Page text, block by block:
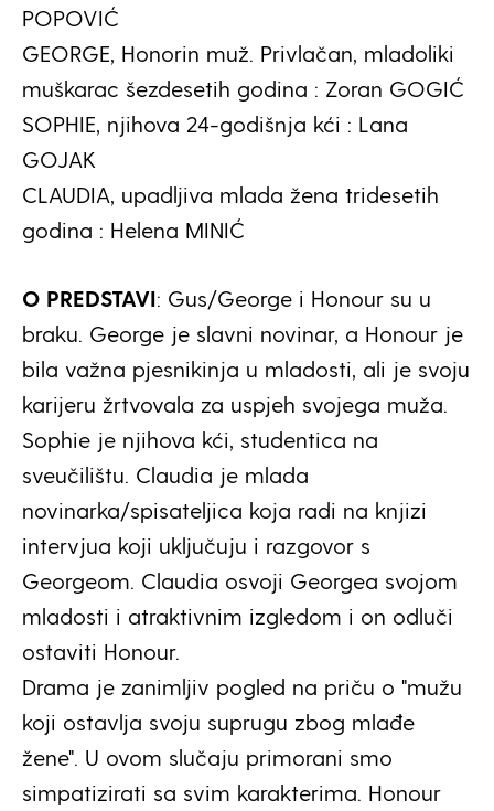
POPOVIĆ
GEORGE, Honorin muž. Privlačan, mladoliki
muškarac šezdesetih godina : Zoran GOGIĆ
SOPHIE, njihova 24-godišnja kći : Lana
GOJAK
CLAUDIA, upadljiva mlada žena tridesetih
godina : Helena MINIĆ
O PREDSTAVI: Gus/George i Honour su u
braku. George je slavni novinar, a Honour je
bila važna pjesnikinja u mladosti, ali je svoju
karijeru žrtvovala za uspjeh svojega muža.
Sophie je njihova kći, studentica na
sveučilištu. Claudia je mlada
novinarka/spisateljica koja radi na knjizi
intervjua koji uključuju i razgovor s
Georgeom. Claudia osvoji Georgea svojom
mladosti i atraktivnim izgledom i on odluči
ostaviti Honour.
Drama je zanimljiv pogled na priču o "mužu
koji ostavlja svoju suprugu zbog mlađe
žene". U ovom slučaju primorani smo
simpatizirati sa svim karakterima. Honour